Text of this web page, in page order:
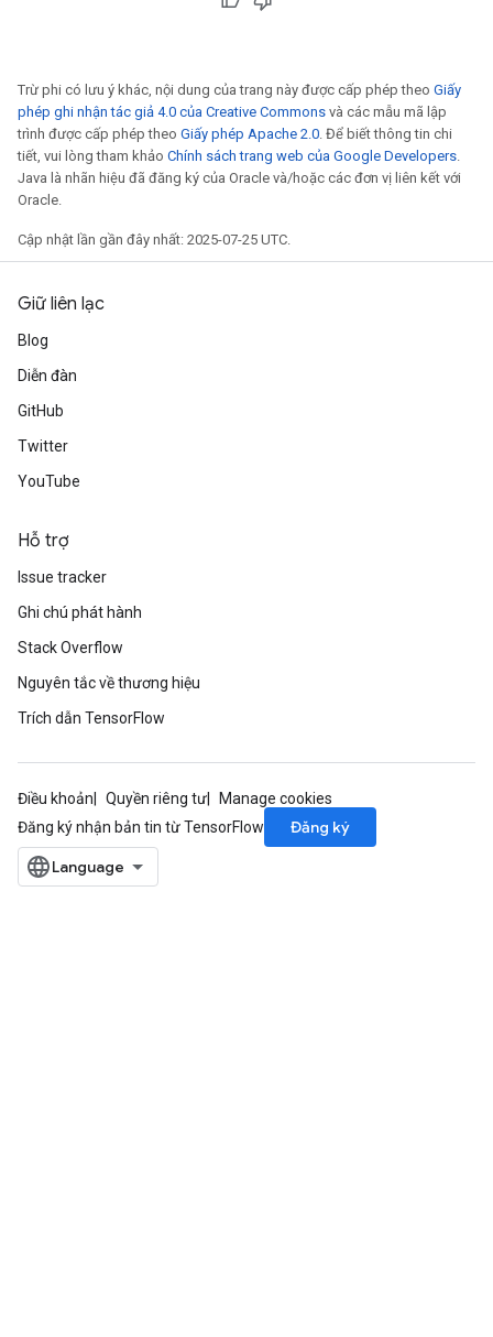
Trừ phi có lưu ý khác, nội dung của trang này được cấp phép theo Giấy
phép ghi nhận tác giả 4.0 của Creative Commons và các mẫu mã lập
trình được cấp phép theo Giấy phép Apache 2.0 . Để biết thông tin chi
tiết, vui lòng tham khảo Chính sách trang web của Google Developers
Java là nhãn hiệu đã đăng ký của Oracle và/hoặc các đơn vị liên kết với
Oracle.
Cập nhật lần gần đây nhất: 2025-07-25 UTC.
Giữ liên lạc
Blog
Diễn đàn
GitHub
Twitter
YouTube
Hỗ trợ
Issue tracker
Ghi chú phát hành
Stack Overflow
Nguyên tắc về thương hiệu
Trích dẫn TensorFlow
Điều khoản Quyền riêng tư
Manage cookies
Đăng ký nhận bản tin từ TensorFlow
Đăng ký